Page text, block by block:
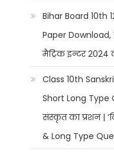
Bihar Board 10th
Paper Download,
मैट्रिक इन्टर 2024
Class 10th
Short Long Type
संस्कृत का प्रशन |
& Long Type